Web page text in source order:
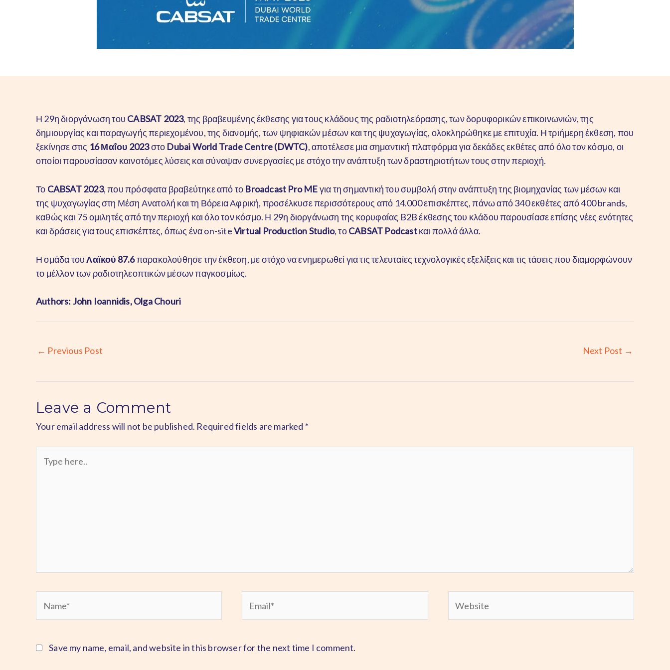
Η 29η διοργάνωση του CABSAT 2023, της βραβευμένης έκθεσης για τους κλάδους της ραδιοτηλεόρασης, των δορυφορικών επικοινωνιών, της
δημιουργίας και παραγωγής περιεχομένου, της διανομής, των ψηφιακών μέσων και της ψυχαγωγίας, ολοκληρώθηκε με επιτυχία. Η τριήμερη έκθεση, που
ξεκίνησε στις 16 Μαΐου 2023στο Dubai World Trade Centre (DWTC), αποτέλεσε μια σημαντική πλατφόρμα για δεκάδες εκθέτες από όλο τον κόσμο, οι
οποίοι παρουσίασαν καινοτόμες λύσεις και σύναψαν συνεργασίες με στόχο την ανάπτυξη των δραστηριοτήτων τους στην περιοχή.
Το CABSAT 2023, που πρόσφατα βραβεύτηκε από το Broadcast Pro MEγια τη σημαντική του συμβολή στην ανάπτυξη της βιομηχανίας των μέσων και
της ψυχαγωγίας στη Μέση Ανατολή και τη Βόρεια Αφρική, προσέλκυσε περισσότερους από 14.000 επισκέπτες, πάνω από 340 εκθέτες από 400 brands,
καθώς και 75 ομιλητές από την περιοχή και όλο τον κόσμο. Η 29η διοργάνωση της κορυφαίας B2B έκθεσης του κλάδου παρουσίασε επίσης νέες ενότητες
και δράσεις για τους επισκέπτες, όπως ένα on-siteVirtual Production Studio, τοCABSAT Podcastκαι πολλά άλλα.
Η ομάδα τουΛαϊκού 87.6παρακολούθησε την έκθεση, με στόχο να ενημερωθεί για τις τελευταίες τεχνολογικές εξελίξεις και τις τάσεις που διαμορφώνουν
το μέλλον των ραδιοτηλεοπτικών μέσων παγκοσμίως.
Authors: John Ioannidis, Olga Chouri
Post
← Previous Post Next Post →
Leave a Comment
Your email address will not be published. Required fields are marked *
here..
Save my name, email, and website in this browser for the next time I comment.